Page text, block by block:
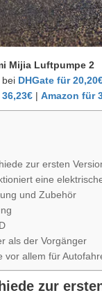
Mijia Luftpumpe 2
bei DHGate für
36,23€ | Amazon für
zur ersten
eine
und Zubehör
als der Vorgänger
vor allem für
zur